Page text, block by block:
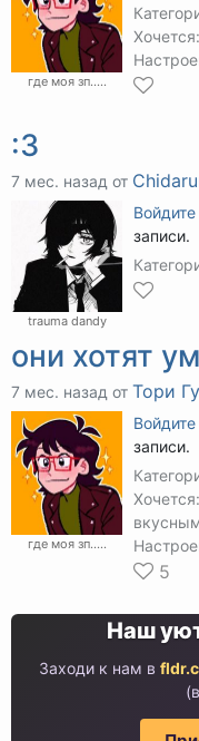
где моя зп.....
:3
7 мес. назад от
trauma dandy
Войдите
записи.
они хотят
7 мес. назад от Тори
где моя зп.....
Войдите
записи.
5
Наш
Заходи к нам в